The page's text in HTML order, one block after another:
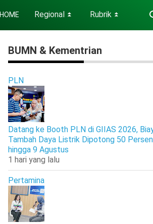
HOME Regional ⏬ Rubrik ⏬
BUMN & Kementrian
PLN
Datang ke Booth PLN di GIIAS 2026,
Tambah Daya Listrik Dipotong 50 Persen
hingga 9 Agustus
1 hari yang lalu
Pertamina